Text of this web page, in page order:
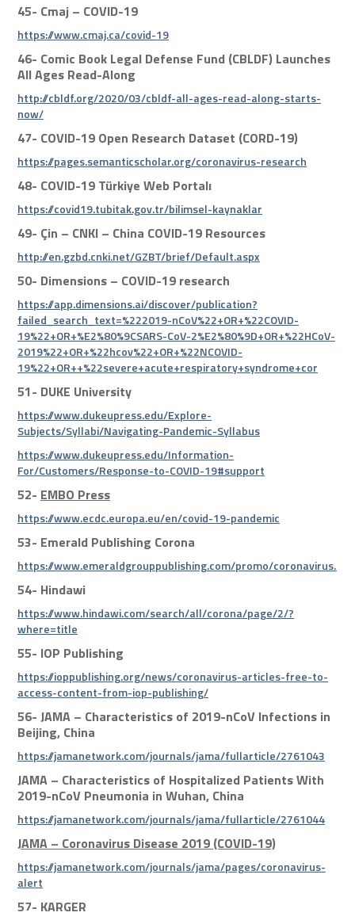
45- Cmaj – COVID-19
https://www.cmaj.ca/covid-19
46- Comic Book Legal Defense Fund (CBLDF) Launches
All Ages Read-Along
http://cbldf.org/2020/03/cbldf-all-ages-read-along-starts-
now/
47- COVID-19 Open Research Dataset (CORD-19)
https://pages.semanticscholar.org/coronavirus-research
48- COVID-19 Türkiye Web Portalı
https://covid19.tubitak.gov.tr/bilimsel-kaynaklar
49- Çin – CNKI – China COVID-19 Resources
http://en.gzbd.cnki.net/GZBT/brief/Default.aspx
50- Dimensions – COVID-19 research
https://app.dimensions.ai/discover/publication?
failed_search_text=%222019-nCoV%22+OR+%22COVID-
19%22+OR+%E2%80%9CSARS-CoV-2%E2%80%9D+OR+%22HCoV-
2019%22+OR+%22hcov%22+OR+%22NCOVID-
19%22+OR++%22severe+acute+respiratory+syndrome+cor
51- DUKE University
https://www.dukeupress.edu/Explore-
Subjects/Syllabi/Navigating-Pandemic-Syllabus
https://www.dukeupress.edu/Information-
For/Customers/Response-to-COVID-19#support
52- EMBO Press
https://www.ecdc.europa.eu/en/covid-19-pandemic
53- Emerald Publishing Corona
https://www.emeraldgrouppublishing.com/promo/
54- Hindawi
https://www.hindawi.com/search/all/corona/page/2/?
where=title
55- IOP Publishing
https://ioppublishing.org/news/coronavirus-articles-free-to-
access-content-from-iop-publishing/
56- JAMA – Characteristics of 2019-nCoV Infections in
Beijing, China
https://jamanetwork.com/journals/jama/fullarticle/2761043
JAMA – Characteristics of Hospitalized Patients With
2019-nCoV Pneumonia in Wuhan, China
https://jamanetwork.com/journals/jama/fullarticle/2761044
JAMA – Coronavirus Disease 2019 (COVID-19)
https://jamanetwork.com/journals/jama/pages/coronavirus-
alert
57- KARGER